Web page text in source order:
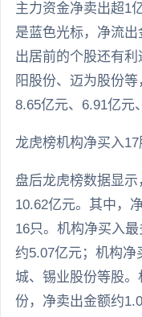
主力资金净卖出超1
是蓝色光标，净流
出居前的个股还有
阳股份、迈为股份等
8.65亿元、6.91亿元
龙虎榜机构净买入
盘后龙虎榜数据显
10.62亿元。其中，
16只。机构净买入
约5.07亿元；机构净
城、锡业股份等股
份，净卖出金额约